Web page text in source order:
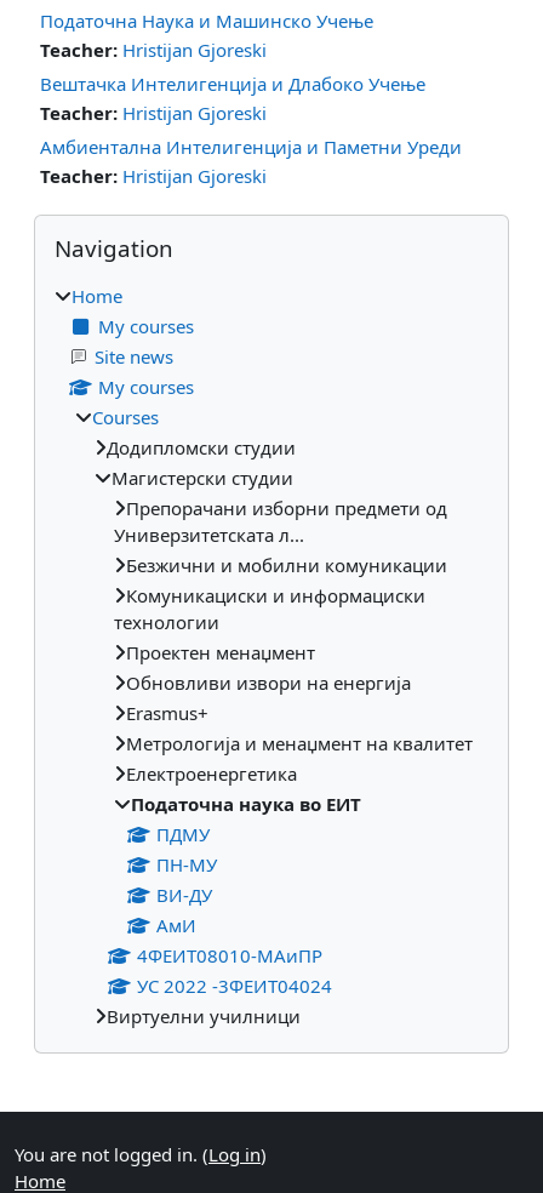
Податочна Наука и Машинско Учење
Teacher: Hristijan Gjoreski
Вештачка Интелигенција и Длабоко Учење
Teacher: Hristijan Gjoreski
Амбиентална Интелигенција и Паметни Уреди
Teacher: Hristijan Gjoreski
Blocks
Skip Navigation
Navigation
Home
My courses
Site news
My courses
Courses
Додипломски студии
Магистерски студии
Препорачани изборни предмети од
Универзитетската л...
Безжични и мобилни комуникации
Комуникациски и информациски
технологии
Проектен менаџмент
Обновливи извори на енергија
Erasmus+
Метрологија и менаџмент на квалитет
Електроенергетика
Податочна наука во ЕИТ
ПДМУ
ПН-МУ
ВИ-ДУ
АмИ
4ФЕИТ08010-МАиПР
УС 2022 -3ФЕИТ04024
Виртуелни училници
Supplementary blocks
You are not logged in. (Log in)
Home